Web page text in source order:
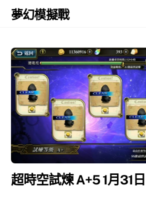
Skip
夢幻模擬戰
超時空試煉 A+5 1月31